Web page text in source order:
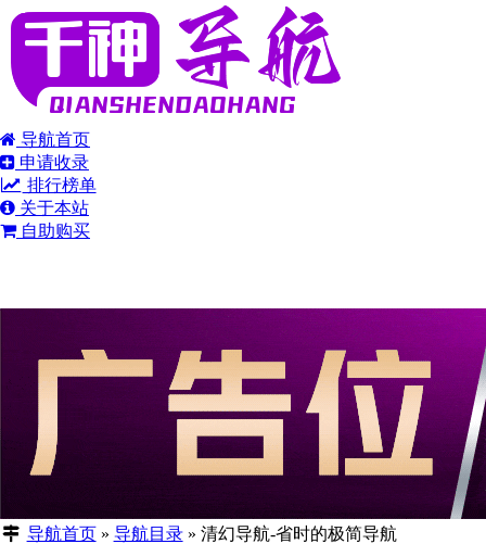
导航首页
申请收录
排行榜单
关于本站
自助购买
导航首页» 导航目录» 清幻导航-省时的极简导航